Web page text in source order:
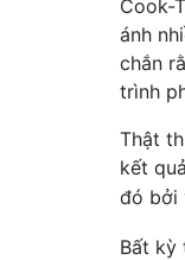
Cook-
ánh
chắn
trình
Thật
kết
đó bởi
Bất kỳ